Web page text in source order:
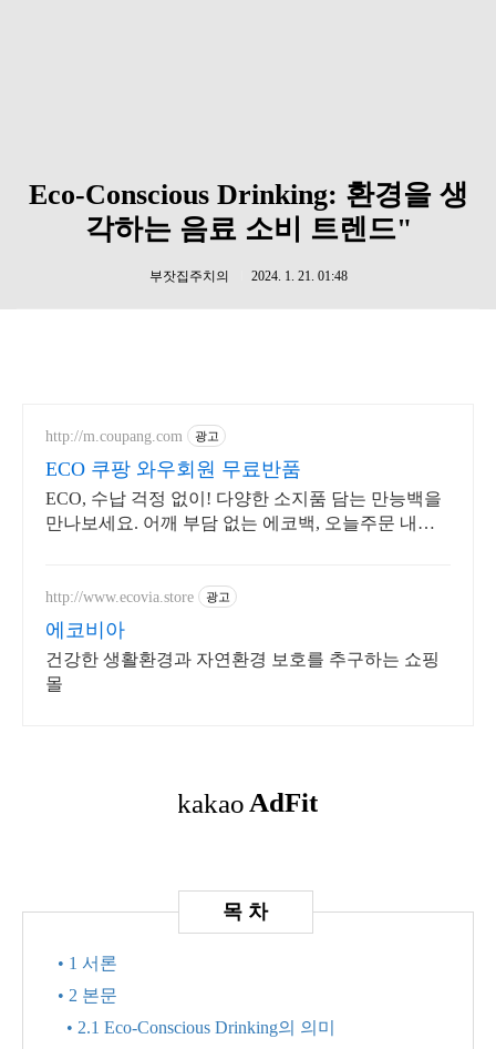
Eco-Conscious Drinking: 환경을 생
각하는 음료 소비 트렌드"
부잣집주치의 2024. 1. 21. 01:48
http://m.coupang.com 광고
ECO 쿠팡 와우회원 무료반품
ECO, 수납 걱정 없이! 다양한 소지품 담는 만능백을
만나보세요. 어깨 부담 없는 에코백, 오늘주문 내일
http://www.ecovia.store 광고
에코비아
건강한 생활환경과 자연환경 보호를 추구하는 쇼핑
몰
• 1 서론
• 2 본문
• 2.1 Eco-Conscious Drinking의 의미